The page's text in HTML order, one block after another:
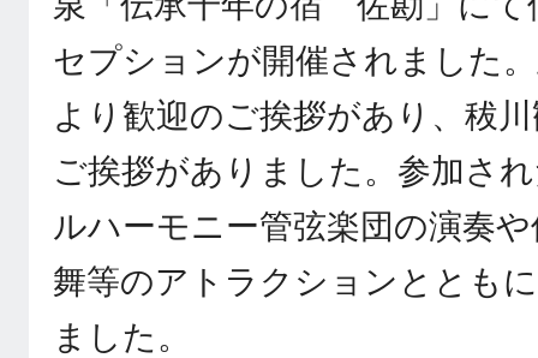
セプションが開催されました
より歓迎のご挨拶があり、秡
ご挨拶がありました。参加さ
ルハーモニー管弦楽団の演奏
舞等のアトラクションととも
ました。